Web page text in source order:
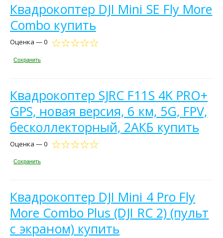
Квадрокоптер DJI Mini SE Fly More
Combo купить
Оценка — 0
Сохранить
Квадрокоптер SJRC F11S 4K PRO+
GPS, новая версия, 6 км, 5G, FPV,
бесколлекторный, 2АКБ купить
Оценка — 0
Сохранить
Квадрокоптер DJI Mini 4 Pro Fly
More Combo Plus (DJI RC 2) (пульт
с экраном) купить